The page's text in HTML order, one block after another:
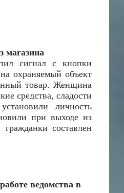
магазина
сигнал с кнопки
охраняемый объект
товар. Женщина
средства, сладости
личность
при выходе из
составлен
ведомства в